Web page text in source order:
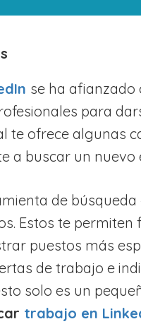
se ha
para
te ofrece algunas
a buscar un nuevo
de
Estos te
puestos más
de trabajo e
solo es un
trabajo en